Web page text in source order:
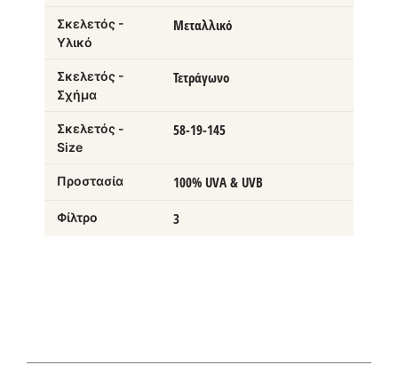
Σκελετός -
Υλικό
Μεταλλικό
Σκελετός -
Σχήμα
Τετράγωνο
Σκελετός -
Size
58-19-145
Προστασία 100% UVA & UVB
Φίλτρο 3